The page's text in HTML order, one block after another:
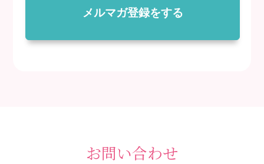
メルマガ登録をする
お問い合わせ